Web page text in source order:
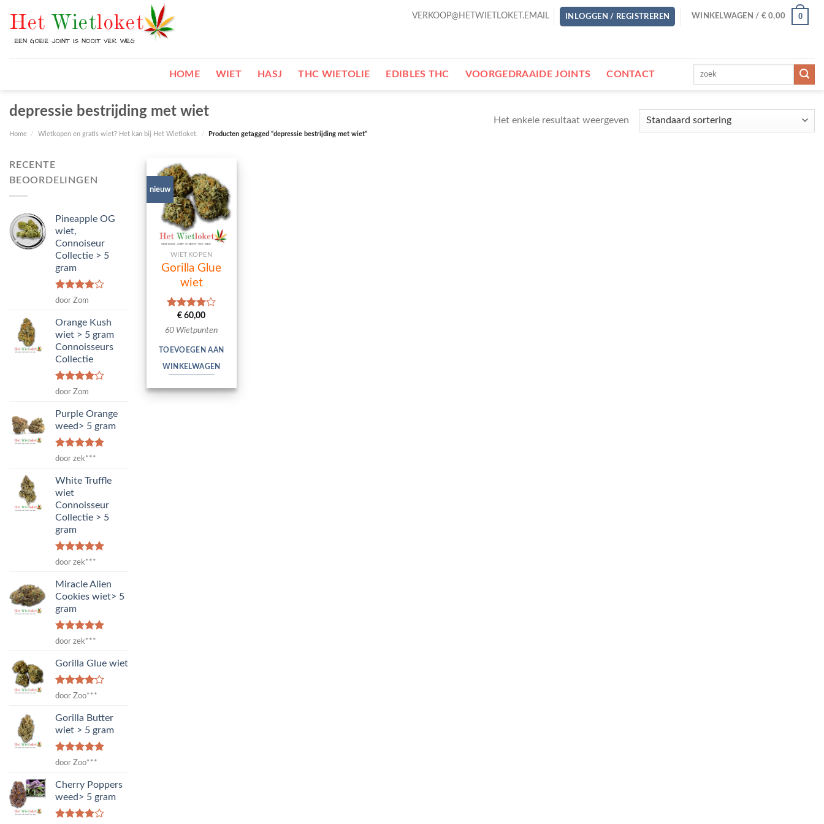
content
VERKOOP@HETWIETLOKET.EMAIL INLOGGEN / REGISTREREN WINKELWAGEN / € 0,00 0
HOME WIET HASJ THC WIETOLIE EDIBLES THC VOORGEDRAAIDE JOINTS CONTACT
Zoeken
depressie bestrijding met wiet
Home / Wietkopen en gratis wiet? Het kan bij Het Wietloket. / Producten getagged “depressie bestrijding met wiet”
Het enkele resultaat weergeven
RECENTE
BEOORDELINGEN
Pineapple OG
wiet,
Connoiseur
Collectie > 5
gram
Waardering
door Zom
Orange Kush
wiet > 5 gram
Connoisseurs
Collectie
Waardering
door Zom
Purple Orange
weed> 5 gram
Waardering
door zek***
White Truffle
wiet
Connoisseur
Collectie > 5
gram
Waardering
door zek***
Miracle Alien
Cookies wiet> 5
gram
Waardering
door zek***
Gorilla Glue wiet
Waardering
door Zoo***
Gorilla Butter
wiet > 5 gram
Waardering
door Zoo***
Cherry Poppers
weed> 5 gram
nieuw
WIETKOPEN
Gorilla Glue
wiet
Waardering
4.00uit
5
€ 60,00
60 Wietpunten
TOEVOEGEN AAN
WINKELWAGEN